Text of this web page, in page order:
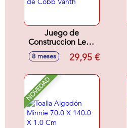
Juego de
Construccion Lego
Star Wars Speeder
de Cobb Vanth
8 meses 29,95 €
NOVEDAD